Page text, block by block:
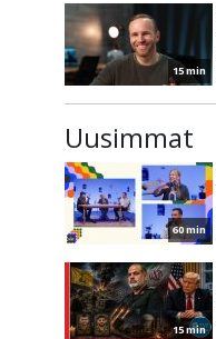
15 min
Uusimmat
60 min
15 min